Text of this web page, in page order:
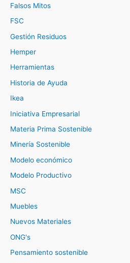
Falsos Mitos
FSC
Gestión Residuos
Hemper
Herramientas
Historia de Ayuda
Ikea
Iniciativa Empresarial
Materia Prima Sostenible
Minería Sostenible
Modelo económico
Modelo Productivo
MSC
Muebles
Nuevos Materiales
ONG's
Pensamiento sostenible